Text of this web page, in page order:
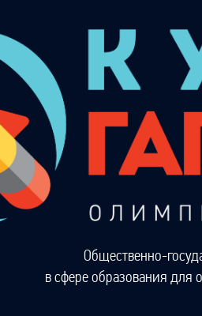
Общественно-
в сфере образования для